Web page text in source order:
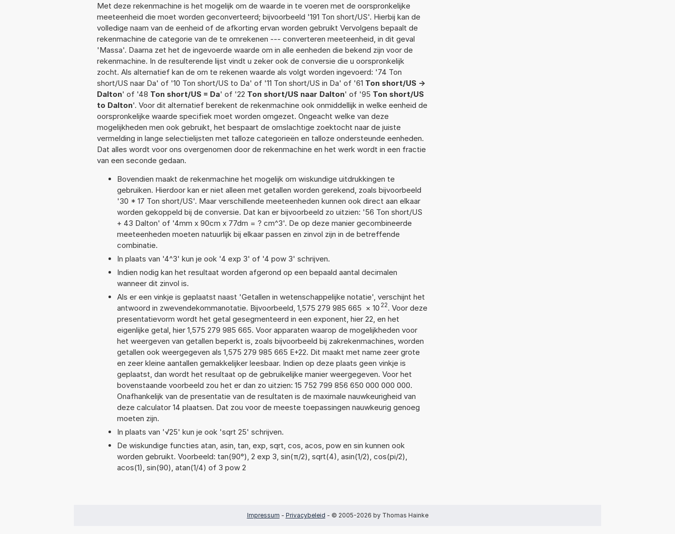
Met deze rekenmachine is het mogelijk om de waarde in te voeren met de oorspronkelijke
meeteenheid die moet worden geconverteerd; bijvoorbeeld '191 Ton short/US'. Hierbij kan de
volledige naam van de eenheid of de afkorting ervan worden gebruikt Vervolgens bepaalt de
rekenmachine de categorie van de te omrekenen --- converteren meeteenheid, in dit geval
'Massa'. Daarna zet het de ingevoerde waarde om in alle eenheden die bekend zijn voor de
rekenmachine. In de resulterende lijst vindt u zeker ook de conversie die u oorspronkelijk
zocht. Als alternatief kan de om te rekenen waarde als volgt worden ingevoerd: '74 Ton
short/US naar Da' of '10 Ton short/US to Da' of '11 Ton short/US in Da' of '61 Ton short/US ->
Dalton' of '48 Ton short/US = Da' of '22 Ton short/US naar Dalton' of '95 Ton short/US
to Dalton'. Voor dit alternatief berekent de rekenmachine ook onmiddellijk in welke eenheid de
oorspronkelijke waarde specifiek moet worden omgezet. Ongeacht welke van deze
mogelijkheden men ook gebruikt, het bespaart de omslachtige zoektocht naar de juiste
vermelding in lange selectielijsten met talloze categorieën en talloze ondersteunde eenheden.
Dat alles wordt voor ons overgenomen door de rekenmachine en het werk wordt in een fractie
van een seconde gedaan.
Bovendien maakt de rekenmachine het mogelijk om wiskundige uitdrukkingen te
gebruiken. Hierdoor kan er niet alleen met getallen worden gerekend, zoals bijvoorbeeld
'30 * 17 Ton short/US'. Maar verschillende meeteenheden kunnen ook direct aan elkaar
worden gekoppeld bij de conversie. Dat kan er bijvoorbeeld zo uitzien: '56 Ton short/US
+ 43 Dalton' of '4mm x 90cm x 77dm = ? cm^3'. De op deze manier gecombineerde
meeteenheden moeten natuurlijk bij elkaar passen en zinvol zijn in de betreffende
combinatie.
In plaats van '4^3' kun je ook '4 exp 3' of '4 pow 3' schrijven.
Indien nodig kan het resultaat worden afgerond op een bepaald aantal decimalen
wanneer dit zinvol is.
Als er een vinkje is geplaatst naast 'Getallen in wetenschappelijke notatie', verschijnt het
antwoord in zwevendekommanotatie. Bijvoorbeeld, 1,575 279 985 665 × 10 22. Voor deze
presentatievorm wordt het getal gesegmenteerd in een exponent, hier 22, en het
eigenlijke getal, hier 1,575 279 985 665. Voor apparaten waarop de mogelijkheden voor
het weergeven van getallen beperkt is, zoals bijvoorbeeld bij zakrekenmachines, worden
getallen ook weergegeven als 1,575 279 985 665 E+22. Dit maakt met name zeer grote
en zeer kleine aantallen gemakkelijker leesbaar. Indien op deze plaats geen vinkje is
geplaatst, dan wordt het resultaat op de gebruikelijke manier weergegeven. Voor het
bovenstaande voorbeeld zou het er dan zo uitzien: 15 752 799 856 650 000 000 000.
Onafhankelijk van de presentatie van de resultaten is de maximale nauwkeurigheid van
deze calculator 14 plaatsen. Dat zou voor de meeste toepassingen nauwkeurig genoeg
moeten zijn.
In plaats van '√25' kun je ook 'sqrt 25' schrijven.
De wiskundige functies atan, asin, tan, exp, sqrt, cos, acos, pow en sin kunnen ook
worden gebruikt. Voorbeeld: tan(90°), 2 exp 3, sin(π/2), sqrt(4), asin(1/2), cos(pi/2),
acos(1), sin(90), atan(1/4) of 3 pow 2
Impressum - Privacybeleid - © 2005-2026 by Thomas Hainke